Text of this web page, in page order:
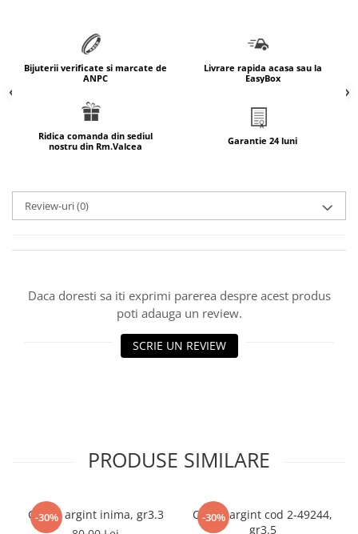
marimea 52
marimea 55
marimea 58
marimea 59
Bijuterii verificate si marcate de
ANPC
Livrare rapida acasa sau la
EasyBox
Ridica comanda din sediul
nostru din Rm.Valcea
Garantie 24 luni
Review-uri(0)
Daca doresti sa iti exprimi parerea despre acest produs
poti adauga un review.
SCRIE UN REVIEW
PRODUSE SIMILARE
-30%
Cercei argint inima, gr3.3
-30%
Cercei argint cod 2-49244,
gr3.5